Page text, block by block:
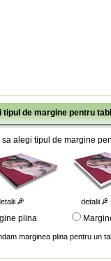
tipul de margine pentru
sa alegi tipul de margine
detalii
plina
marginea plina pentru un